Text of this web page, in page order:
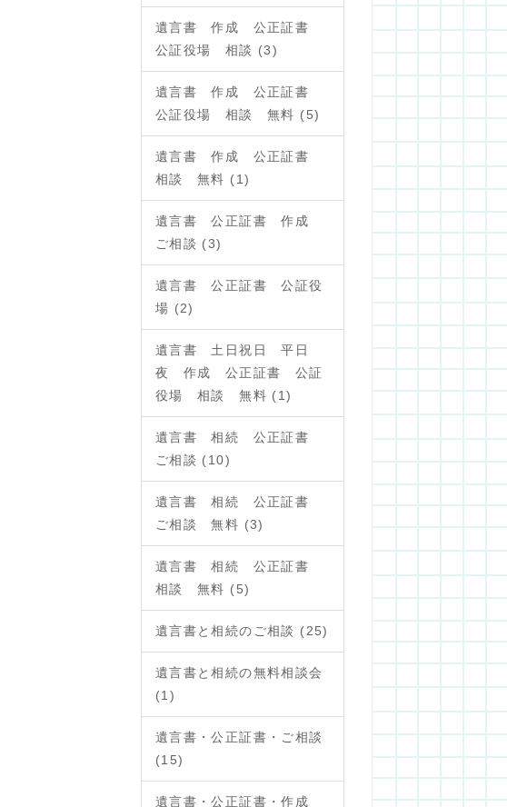
遺言書 作成 公正証書
公証役場 相談 (3)
遺言書 作成 公正証書
公証役場 相談 無料 (5)
遺言書 作成 公正証書
相談 無料 (1)
遺言書 公正証書 作成
ご相談 (3)
遺言書 公正証書 公証役
場 (2)
遺言書 土日祝日 平日
夜 作成 公正証書 公証
役場 相談 無料 (1)
遺言書 相続 公正証書
ご相談 (10)
遺言書 相続 公正証書
ご相談 無料 (3)
遺言書 相続 公正証書
相談 無料 (5)
遺言書と相続のご相談 (25)
遺言書と相続の無料相談会
(1)
遺言書・公正証書・ご相談
(15)
遺言書・公正証書・作成